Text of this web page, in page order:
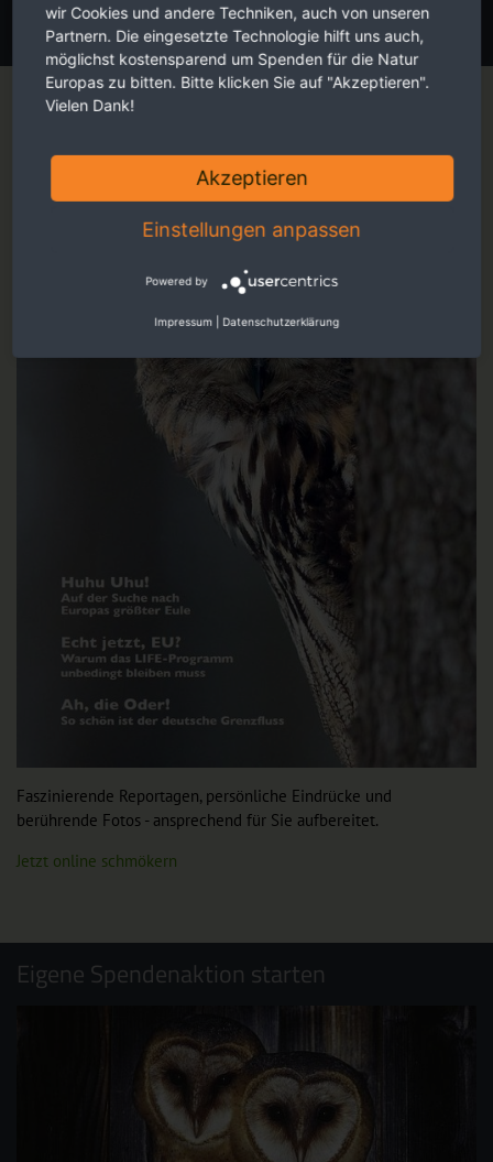
JETZT ANMELDEN
Magazin
Faszinierende Reportagen, persönliche Eindrücke und
berührende Fotos - ansprechend für Sie aufbereitet.
Jetzt online schmökern
Eigene Spendenaktion starten
wir Cookies und andere Techniken, auch von unseren
Partnern. Die eingesetzte Technologie hilft uns auch,
möglichst kostensparend um Spenden für die Natur
Europas zu bitten. Bitte klicken Sie auf "Akzeptieren".
Vielen Dank!
Akzeptieren
Einstellungen anpassen
Powered by
Impressum Datenschutzerklärung